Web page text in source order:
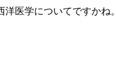
医学についてですかね。